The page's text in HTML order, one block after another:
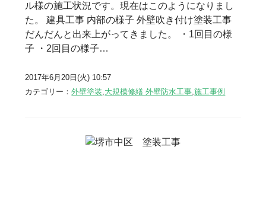
ル様の施工状況です。現在はこのようになりまし
た。 建具工事 内部の様子 外壁吹き付け塗装工事
だんだんと出来上がってきました。 ・1回目の様
子 ・2回目の様子…
2017年6月20日(火) 10:57
カテゴリー：外壁塗装,大規模修繕 外壁防水工事,施工事例